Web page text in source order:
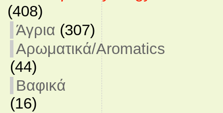
(408)
Άγρια (307)
Αρωματικά/Aromatics
(44)
Βαφικά
(16)